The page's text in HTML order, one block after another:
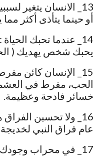
13_ الانسان يتغير
أو حينما يتأذى أكثر
14_ عندما تحبك
يحبك شخص يهديك (
15_ الإنسان كائن
الحب، مفرط في
خسائر فادحة وعظيمة.
16_ ولا تحسبن
عام فراق النبي
17_ في محراب وجودك أعتكف الصمت.